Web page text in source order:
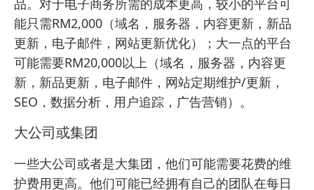
能只需RM2,000（域名，服务器，内容更新，新品
更新，电子邮件，网站更新优化）；大一点的平台
可能需要RM20,000以上（域名，服务器，内容更
新，新品更新，电子邮件，网站定期维护/更新，
SEO，数据分析，用户追踪，广告营销）。
大公司或集团
一些大公司或者是大集团，他们可能需要花费的维
护费用更高。他们可能已经拥有自己的团队在每日